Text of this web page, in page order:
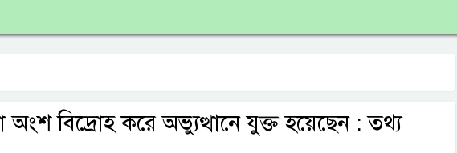
অংশ বিদ্রোহ করে অভ্যুত্থানে যুক্ত হয়েছেন : তথ্য